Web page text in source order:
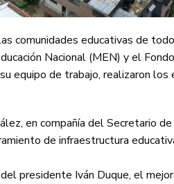
comunidades educativas de
Nacional (MEN) y el
equipo de trabajo, realizaron
en compañía del Secretario
de infraestructura
presidente Iván Duque, el